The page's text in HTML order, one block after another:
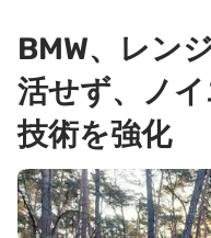
BMW、レン
活せず、ノ
技術を強化